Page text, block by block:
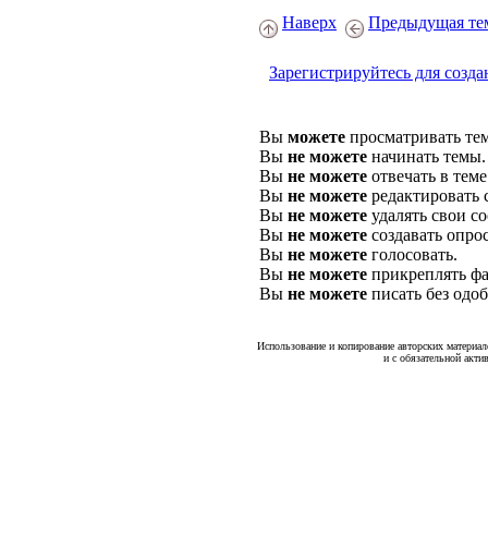
Наверх Предыдущая
Зарегистрируйтесь для
Вы можете просматривать
Вы не можете начинать темы.
Вы не можете отвечать в
Вы не можете
Вы не можете удалять свои
Вы не можете создавать
Вы не можете голосовать.
Вы не можете прикреплять
Вы не можете писать без
Использование и копирование авторских
и с обязательной